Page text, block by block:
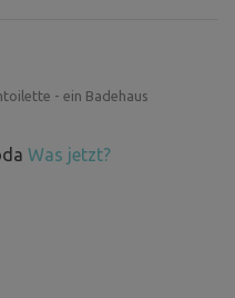
- ein Badehaus
Was jetzt?